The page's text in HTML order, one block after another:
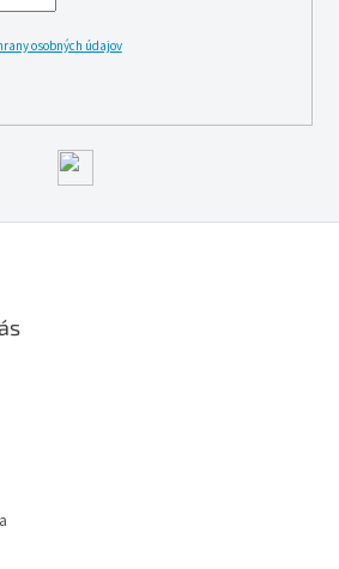
osobných údajov